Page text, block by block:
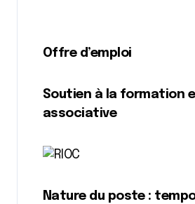
Offre d’emploi
Soutien à la formation
associative
Nature du poste :